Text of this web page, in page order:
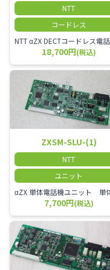
NTT
コードレス
18,700円(税込)
ZXSM-SLU-(1)
NTT
ユニット
7,700円(税込)